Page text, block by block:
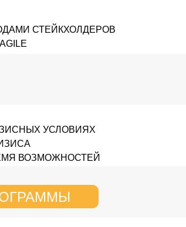
УСЛОВИЯХ
ВОЗМОЖНОСТЕЙ
СТЕЙКХОЛДЕРОВ